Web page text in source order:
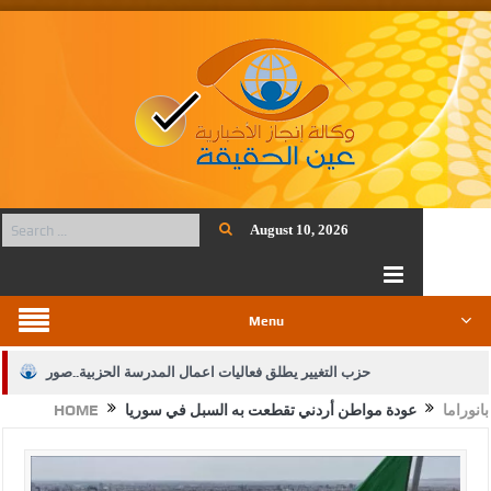
August 10, 2026
Menu
حزب التغيير يطلق فعاليات اعمال المدرسة الحزبية..صور
الجيش يفتح باب التجنيد لحملة البكالوريوس في الحقوق والقانون
بيان اجتماع عمّان:دعم الوصاية الهاشمية التاريخية على المقدسات
HOME بانوراما عودة مواطن أردني تقطعت به السبل في سوريا